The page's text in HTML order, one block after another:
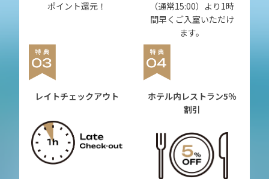
ポイント還元！
（通常15:00）より1時
間早くご入室いただけ
ます。
レイトチェックアウト ホテル内レストラン5％
割引